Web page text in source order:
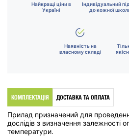
Найкращі ціни в
Україні
Індивідуальний
до кожної
Наявність на
власному складі
КОМПЛЕКТАЦІЯ ДОСТАВКА ТА ОПЛАТА
Прилад призначений для
дослідів з визначення залежності
температури.